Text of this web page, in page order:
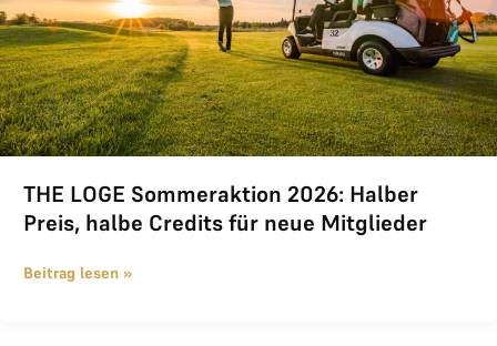
THE LOGE Sommeraktion 2026: Halber
Preis, halbe Credits für neue Mitglieder
Beitrag lesen »